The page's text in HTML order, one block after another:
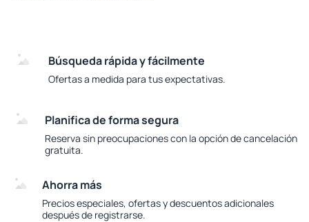
Búsqueda rápida y fácilmente
Ofertas a medida para tus expectativas.
Planifica de forma segura
Reserva sin preocupaciones con la opción de cancelación
gratuita.
Ahorra más
Precios especiales, ofertas y descuentos adicionales
después de registrarse.